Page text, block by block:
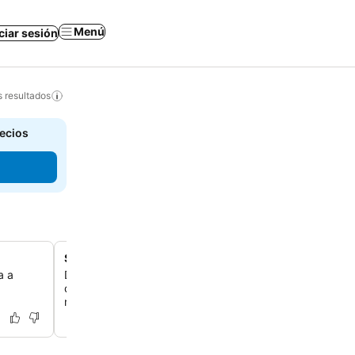
sesión Menú
resultados
a
Sala de juegos divertida
Disfruta de una animada sala de juegos con billar,
de mesa clásicos, perfecta para que todas las edades
recuerdos duraderos.